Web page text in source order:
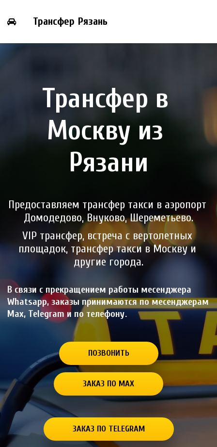
Трансфер Рязань
Трансфер в
Москву из
Рязани
Предоставляем трансфер такси в аэропорт
Домодедово, Внуково, Шереметьево.
VIP трансфер, встреча с вертолетных
площадок, трансфер такси в Москву и
другие города.
В связи с прекращением работы месенджера
Whatsapp, заказы принимаются по месенджерам
Max, Telegram и по телефону.
ПОЗВОНИТЬ
ЗАКАЗ ПО MAX
ЗАКАЗ ПО TELEGRAM